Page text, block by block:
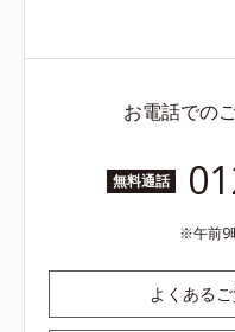
お電話での
無料通話
午前9
よくある